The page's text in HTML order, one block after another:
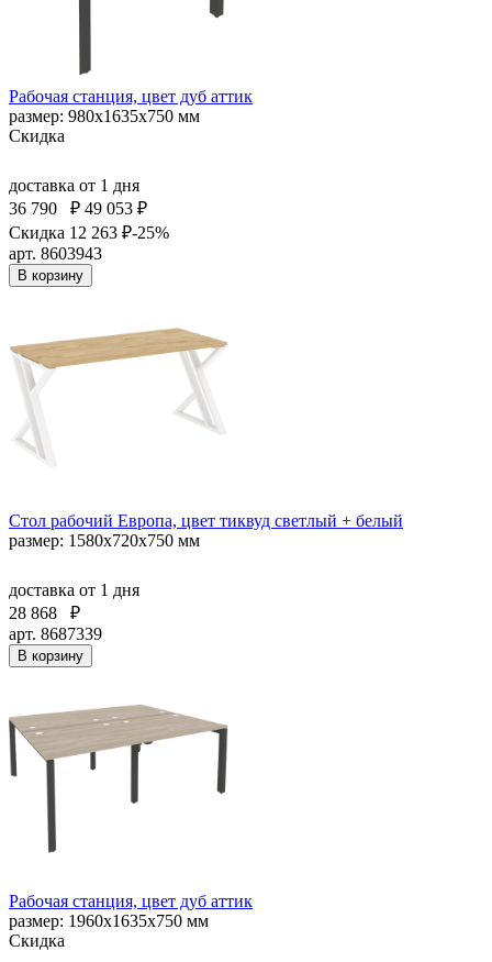
Рабочая станция, цвет дуб аттик
размер: 980х1635х750 мм
Скидка
доставка от 1 дня
36 790
₽ 49 053 ₽
Скидка 12 263 ₽-25%
арт. 8603943
В корзину
Стол рабочий Европа, цвет тиквуд светлый + белый
размер: 1580х720х750 мм
доставка от 1 дня
28 868
₽
арт. 8687339
В корзину
Рабочая станция, цвет дуб аттик
размер: 1960х1635х750 мм
Скидка